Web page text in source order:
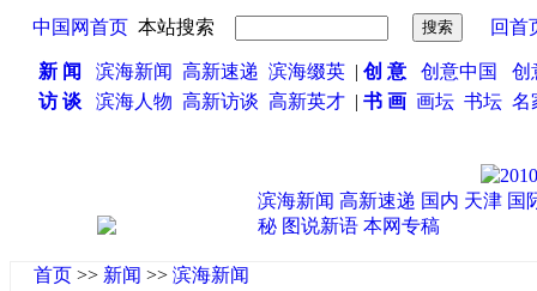
中国网首页 本站搜索 回首
新 闻 滨海新闻 高新速递 滨海缀英| 创 意 创意中国
创
访 谈
滨海人物 高新访谈 高新英才 | 书 画 画坛 书坛 名
滨海新闻 高新速递 国内 天津 国
秘 图说新语 本网专稿
首页 >> 新闻 >> 滨海新闻